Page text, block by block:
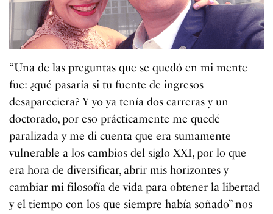
“Una de las preguntas que se quedó en mi mente
fue: ¿qué pasaría si tu fuente de ingresos
desapareciera? Y yo ya tenía dos carreras y un
doctorado, por eso prácticamente me quedé
paralizada y me di cuenta que era sumamente
vulnerable a los cambios del siglo XXI, por lo que
era hora de diversificar, abrir mis horizontes y
cambiar mi filosofía de vida para obtener la libertad
y el tiempo con los que siempre había soñado” nos